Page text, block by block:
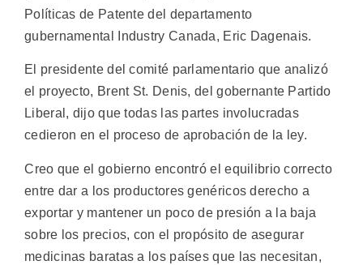
Políticas de Patente del departamento
gubernamental Industry Canada, Eric Dagenais.
El presidente del comité parlamentario que analizó
el proyecto, Brent St. Denis, del gobernante Partido
Liberal, dijo que todas las partes involucradas
cedieron en el proceso de aprobación de la ley.
Creo que el gobierno encontró el equilibrio correcto
entre dar a los productores genéricos derecho a
exportar y mantener un poco de presión a la baja
sobre los precios, con el propósito de asegurar
medicinas baratas a los países que las necesitan,